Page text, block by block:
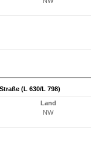
(L 630/L 798)
Land
NW